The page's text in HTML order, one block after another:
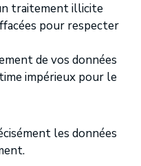
traitement illicite
pour respecter
de vos données
impérieux pour le
les données